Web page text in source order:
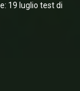
19 luglio test di